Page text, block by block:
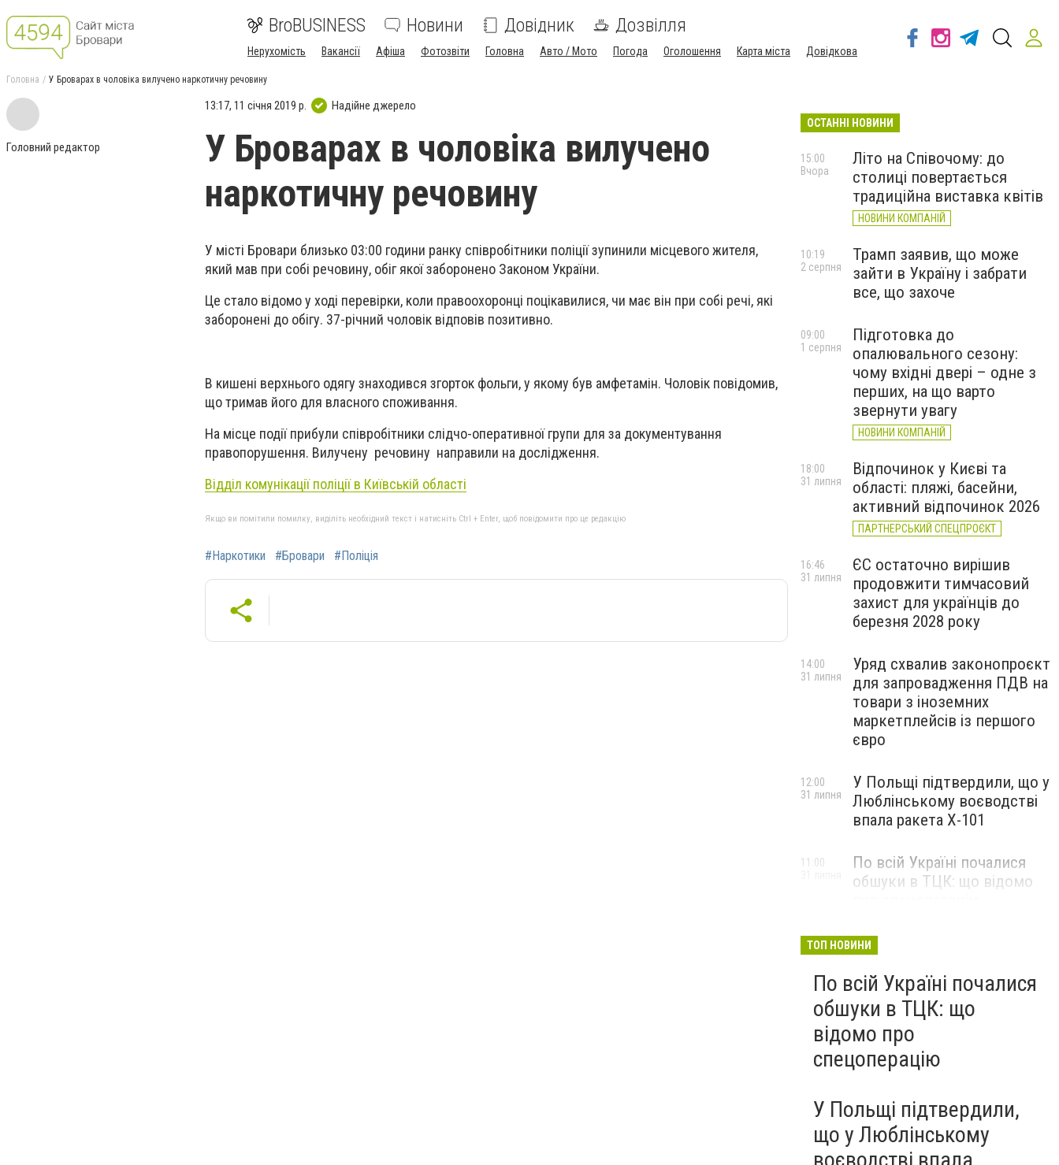
BroBUSINESS Новини Довідник Дозвілля
Нерухомість Вакансії Афіша Фотозвіти Головна Авто / Мото Погода Оголошення Карта міста Довідкова
Головна У Броварах в чоловіка вилучено наркотичну речовину
Головний редактор
13:17, 11 січня 2019 р. Надійне джерело
У Броварах в чоловіка вилучено
наркотичну речовину
У місті Бровари близько 03:00 години ранку співробітники поліції зупинили місцевого жителя,
який мав при собі речовину, обіг якої заборонено Законом України.
Це стало відомо у ході перевірки, коли правоохоронці поцікавилися, чи має він при собі речі, які
заборонені до обігу. 37-річний чоловік відповів позитивно.
В кишені верхнього одягу знаходився згорток фольги, у якому був амфетамін. Чоловік повідомив,
що тримав його для власного споживання.
На місце події прибули співробітники слідчо-оперативної групи для за документування
правопорушення. Вилучену речовину направили на дослідження.
Відділ комунікації поліції в Київській області
Якщо ви помітили помилку, виділіть необхідний текст і натисніть Ctrl + Enter, щоб повідомити про це редакцію
#Наркотики #Бровари #Поліція
ОСТАННІ НОВИНИ
Літо на Співочому: до
столиці повертається
традиційна виставка квітів
НОВИНИ КОМПАНІЙ
15:00
Вчора
Трамп заявив, що може
зайти в Україну і забрати
все, що захоче
10:19
2 серпня
Підготовка до
опалювального сезону:
чому вхідні двері – одне з
перших, на що варто
звернути увагу
НОВИНИ КОМПАНІЙ
09:00
1 серпня
Відпочинок у Києві та
області: пляжі, басейни,
активний відпочинок 2026
ПАРТНЕРСЬКИЙ СПЕЦПРОЄКТ
18:00
31 липня
ЄС остаточно вирішив
продовжити тимчасовий
захист для українців до
березня 2028 року
16:46
31 липня
Уряд схвалив законопроєкт
для запровадження ПДВ на
товари з іноземних
маркетплейсів із першого
євро
14:00
31 липня
У Польщі підтвердили, що у
Люблінському воєводстві
впала ракета Х-101
12:00
31 липня
По всій Україні почалися
обшуки в ТЦК: що відомо
11:00
ТОП НОВИНИ
По всій Україні почалися
обшуки в ТЦК: що
відомо про
спецоперацію
У Польщі підтвердили,
що у Люблінському